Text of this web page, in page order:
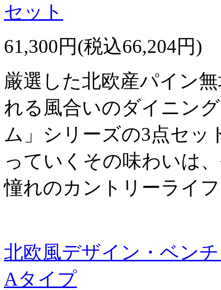
セット
61,300円(税込66,204円)
厳選した北欧産パイン
れる風合いのダイニン
ム」シリーズの3点セッ
っていくその味わいは
憧れのカントリーライ
北欧風デザイン・ベン
Aタイプ